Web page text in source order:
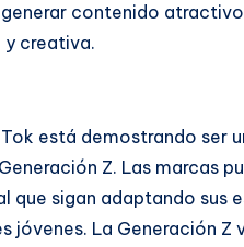
contenido
creativa.
está demostrando ser
Z. Las marcas
que sigan adaptando sus
jóvenes. La Generación